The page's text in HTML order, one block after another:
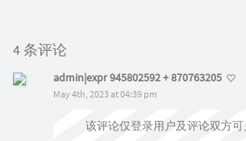
4 条评论
admin|expr 945802592 + 870763205
May 4th, 2023 at 04:39 pm
该评论仅登录用户及评论双方可